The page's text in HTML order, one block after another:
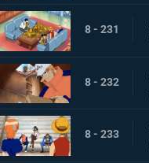
8 - 231
8 - 232
8 - 233